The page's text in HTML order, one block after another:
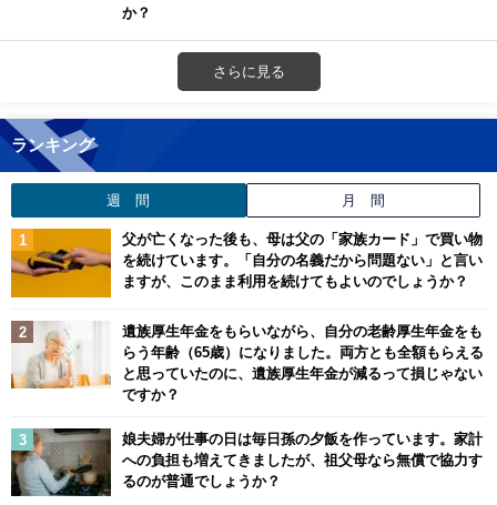
か？
さらに見る
ランキング
週 間 月 間
父が亡くなった後も、母は父の「家族カード」で買い物
を続けています。「自分の名義だから問題ない」と言い
ますが、このまま利用を続けてもよいのでしょうか？
遺族厚生年金をもらいながら、自分の老齢厚生年金をも
らう年齢（65歳）になりました。両方とも全額もらえる
と思っていたのに、遺族厚生年金が減るって損じゃない
ですか？
娘夫婦が仕事の日は毎日孫の夕飯を作っています。家計
への負担も増えてきましたが、祖父母なら無償で協力す
るのが普通でしょうか？